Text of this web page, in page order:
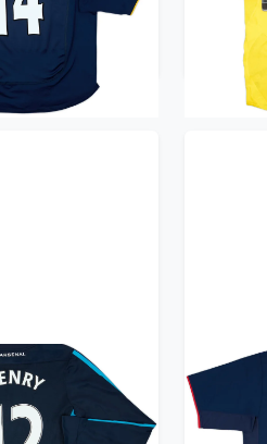
kaufen
Player Issue
Henry #12 (M)
· ca. €496
2002-